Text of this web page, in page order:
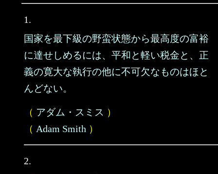
1.
国家を最下級の野蛮状態から最高度の富裕
に達せしめるには、平和と軽い税金と、正
義の寛大な執行の他に不可欠なものはほと
んどない。
（ アダム・スミス ）
（ Adam Smith ）
2.